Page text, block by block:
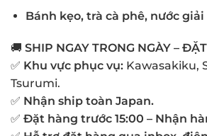
Bánh kẹo, trà cà phê, nước
🚚 SHIP NGAY TRONG NGÀY –
✅ Khu vực phục vụ: Kawasakiku,
Tsurumi.
✅ Nhận ship toàn Japan.
✅ Đặt hàng trước 15:00 – Nhận